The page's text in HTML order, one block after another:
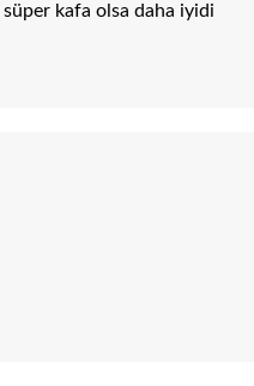
kafa olsa daha iyidi